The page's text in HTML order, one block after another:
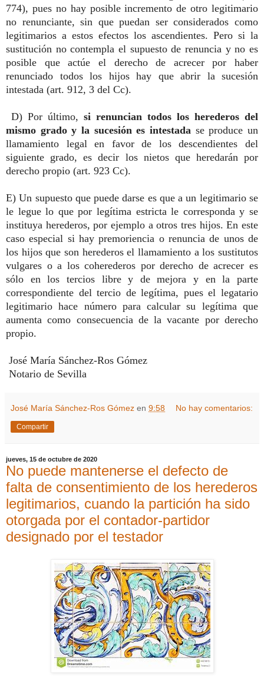
774), pues no hay posible incremento de otro legitimario
no renunciante, sin que puedan ser considerados como
legitimarios a estos efectos los ascendientes. Pero si la
sustitución no contempla el supuesto de renuncia y no es
posible que actúe el derecho de acrecer por haber
renunciado todos los hijos hay que abrir la sucesión
intestada (art. 912, 3 del Cc).
D) Por último, si renuncian todos los herederos del
mismo grado y la sucesión es intestada se produce un
llamamiento legal en favor de los descendientes del
siguiente grado, es decir los nietos que heredarán por
derecho propio (art. 923 Cc).
E) Un supuesto que puede darse es que a un legitimario se
le legue lo que por legítima estricta le corresponda y se
instituya herederos, por ejemplo a otros tres hijos. En este
caso especial si hay premoriencia o renuncia de unos de
los hijos que son herederos el llamamiento a los sustitutos
vulgares o a los coherederos por derecho de acrecer es
sólo en los tercios libre y de mejora y en la parte
correspondiente del tercio de legítima, pues el legatario
legitimario hace número para calcular su legítima que
aumenta como consecuencia de la vacante por derecho
propio.
José María Sánchez-Ros Gómez
Notario de Sevilla
José María Sánchez-Ros Gómez en 9:58 No hay comentarios:
Compartir
jueves, 15 de octubre de 2020
No puede mantenerse el defecto de
falta de consentimiento de los herederos
legitimarios, cuando la partición ha sido
otorgada por el contador-partidor
designado por el testador